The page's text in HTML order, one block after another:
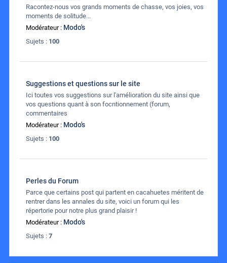
Racontez-nous vos grands moments de chasse, vos joies, vos
moments de solitude...
Modérateur : Modo's
Sujets : 100
Suggestions et questions sur le site
Ici toutes vos suggestions sur l'amélioration du site ainsi que
vos questions quant à son focntionnement (forum,
commentaires
Modérateur : Modo's
Sujets : 100
Perles du Forum
Parce que certains post qui partent en cacahuetes méritent de
rentrer dans les annales du site, voici un forum qui les
répertorie pour notre plus grand plaisir !
Modérateur : Modo's
Sujets : 7